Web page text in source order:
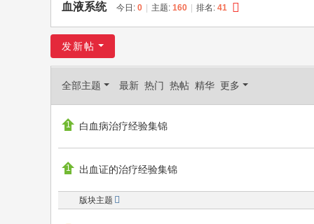
大
家
血液系统 今日: 0 主题: 160 排名: 41
发新帖
全部主题 最新 热门 热帖 精华 更多
白血病治疗经验集锦
出血证的治疗经验集锦
版块主题